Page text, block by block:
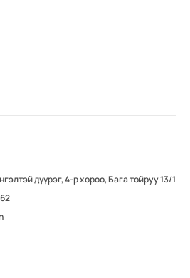
дүүрэг, 4-р хороо, Бага тойруу 13/1